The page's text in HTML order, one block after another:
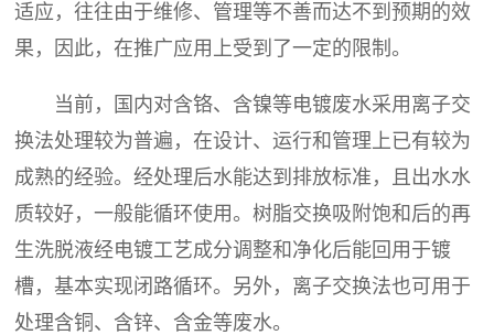
适应，往往由于维修、管理等不善而达不到预期的效
果，因此，在推广应用上受到了一定的限制。
当前，国内对含铬、含镍等电镀废水采用离子交
换法处理较为普遍，在设计、运行和管理上已有较为
成熟的经验。经处理后水能达到排放标准，且出水水
质较好，一般能循环使用。树脂交换吸附饱和后的再
生洗脱液经电镀工艺成分调整和净化后能回用于镀
槽，基本实现闭路循环。另外，离子交换法也可用于
处理含铜、含锌、含金等废水。